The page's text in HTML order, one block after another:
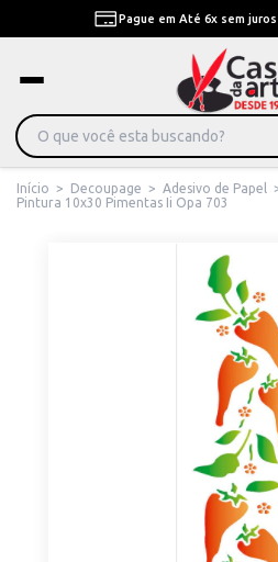
Pague em Até 6x sem
Início > Decoupage > Adesivo de Papel
Pintura 10x30 Pimentas Ii Opa 703